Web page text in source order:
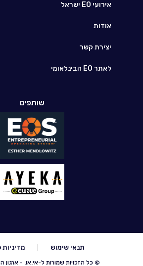
אירועי EO ישראל
אודות
יצירת קשר
לאתר EO הבינלאומי
שותפים
© כל הזכויות שמורות ל-אי.או. - ארגון
תנאי שימוש